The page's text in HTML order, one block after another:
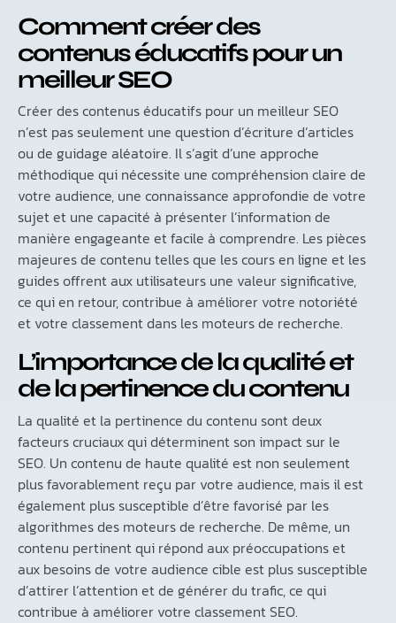
Comment créer des
contenus éducatifs pour un
meilleur SEO
Créer des contenus éducatifs pour un meilleur SEO
n’est pas seulement une question d’écriture d’articles
ou de guidage aléatoire. Il s’agit d’une approche
méthodique qui nécessite une compréhension claire de
votre audience, une connaissance approfondie de votre
sujet et une capacité à présenter l’information de
manière engageante et facile à comprendre. Les pièces
majeures de contenu telles que les cours en ligne et les
guides offrent aux utilisateurs une valeur significative,
ce qui en retour, contribue à améliorer votre notoriété
et votre classement dans les moteurs de recherche.
L’importance de la qualité et
de la pertinence du contenu
La qualité et la pertinence du contenu sont deux
facteurs cruciaux qui déterminent son impact sur le
SEO. Un contenu de haute qualité est non seulement
plus favorablement reçu par votre audience, mais il est
également plus susceptible d’être favorisé par les
algorithmes des moteurs de recherche. De même, un
contenu pertinent qui répond aux préoccupations et
aux besoins de votre audience cible est plus susceptible
d’attirer l’attention et de générer du trafic, ce qui
contribue à améliorer votre classement SEO.